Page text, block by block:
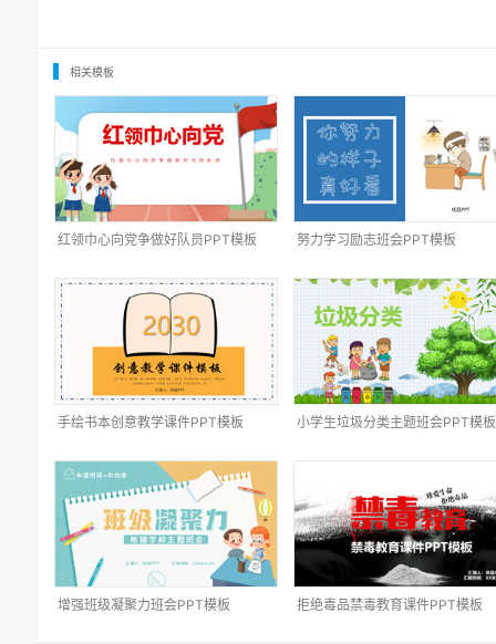
相关模板
红领巾心向党争做好队员PPT模板 努力学习励志班会PPT模板
手绘书本创意教学课件PPT模板 小学生垃圾分类主题班会PPT模板
增强班级凝聚力班会PPT模板 拒绝毒品禁毒教育课件PPT模板